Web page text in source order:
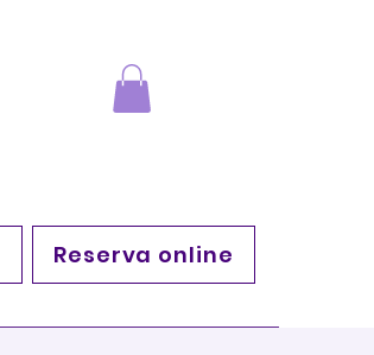
Reserva online